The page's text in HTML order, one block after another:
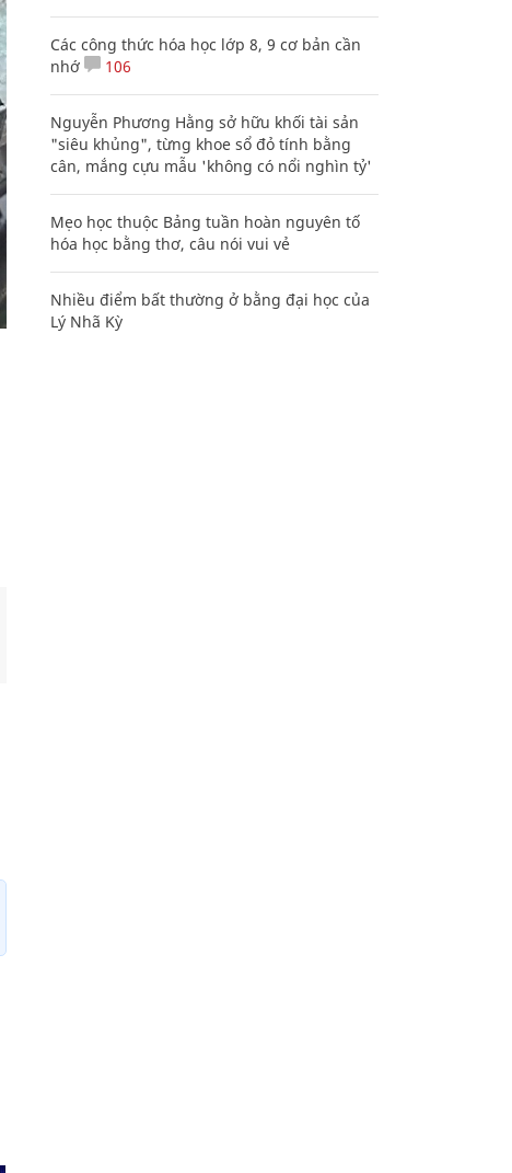
Các công thức hóa học lớp 8, 9 cơ bản cần
nhớ
106
Nguyễn Phương Hằng sở hữu khối tài sản
"siêu khủng", từng khoe sổ đỏ tính bằng
cân, mắng cựu mẫu 'không có nổi nghìn tỷ'
Mẹo học thuộc Bảng tuần hoàn nguyên tố
hóa học bằng thơ, câu nói vui vẻ
Nhiều điểm bất thường ở bằng đại học của
Lý Nhã Kỳ